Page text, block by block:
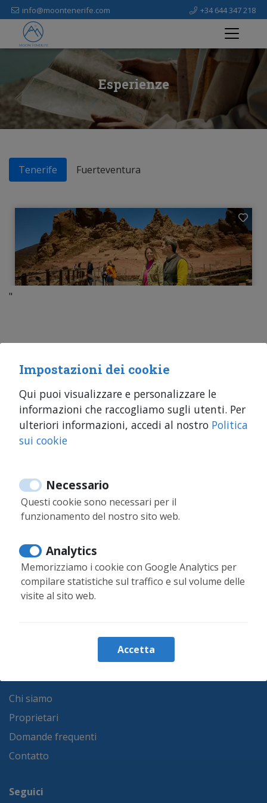
info@moontenerife.com +34 644 347 218
Esperienze
Tenerife Fuerteventura
"
34 644 347 218
34 644 347 218
info@moontenerife.com
Informazioni sulle prenotazioni
Affitto mensile
Immobili in vendita
Preferiti
Chi siamo
Proprietari
Domande frequenti
Contatto
Seguici
Impostazioni dei cookie
Qui puoi visualizzare e personalizzare le
informazioni che raccogliamo sugli utenti. Per
ulteriori informazioni, accedi al nostro Politica
sui cookie
Necessario
Questi cookie sono necessari per il
funzionamento del nostro sito web.
Analytics
Memorizziamo i cookie con Google Analytics per
compilare statistiche sul traffico e sul volume delle
visite al sito web.
Accetta